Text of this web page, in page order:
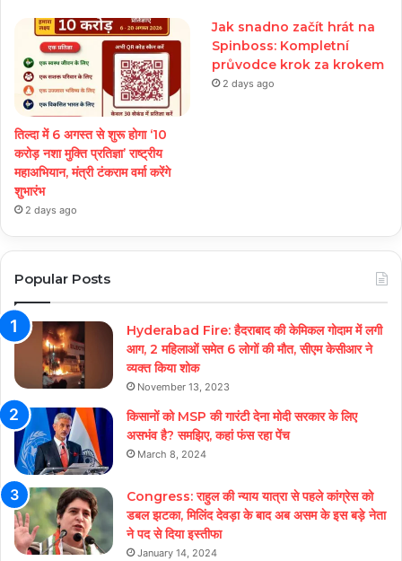
तिल्दा में 6 अगस्त से शुरू होगा ‘10
करोड़ नशा मुक्ति प्रतिज्ञा’ राष्ट्रीय
महाअभियान, मंत्री टंकराम वर्मा करेंगे
शुभारंभ
2 days ago
Jak snadno začít hrát na
Spinboss: Kompletní
průvodce krok za krokem
2 days ago
Popular Posts
Hyderabad Fire: हैदराबाद की केमिकल गोदाम में लगी
आग, 2 महिलाओं समेत 6 लोगों की मौत, सीएम केसीआर ने
व्यक्त किया शोक
November 13, 2023
किसानों को MSP की गारंटी देना मोदी सरकार के लिए
असभंव है? समझिए, कहां फंस रहा पेंच
March 8, 2024
Congress: राहुल की न्याय यात्रा से पहले कांग्रेस को
डबल झटका, मिलिंद देवड़ा के बाद अब असम के इस बड़े नेता
ने पद से दिया इस्तीफा
January 14, 2024